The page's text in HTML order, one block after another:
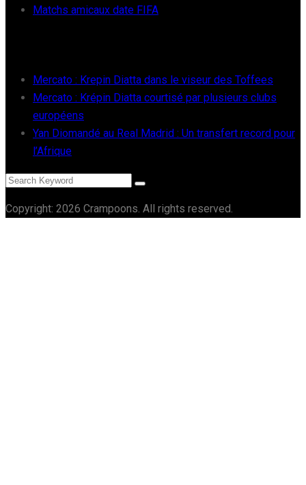
Matchs amicaux date FIFA
Mercato : Krepin Diatta dans le viseur des Toffees
Mercato : Krépin Diatta courtisé par plusieurs clubs
européens
Yan Diomandé au Real Madrid : Un transfert record pour
l’Afrique
Copyright: 2026 Crampoons. All rights reserved.